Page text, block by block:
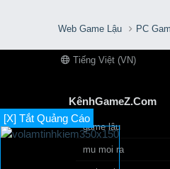
[X] Tắt Quảng Cáo
Web Game Lậu PC
Tiếng Việt (VN)
KênhGameZ.Com
game lậu
mu moi ra